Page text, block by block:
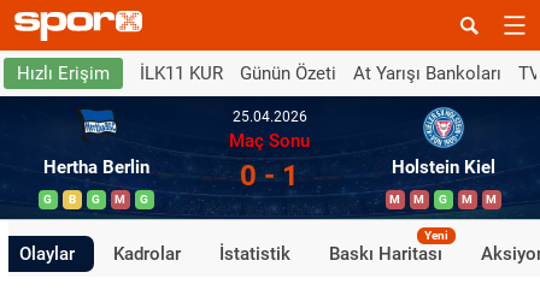
Hızlı Erişim İLK11 KUR Günün Özeti At Yarışı Bankoları
Hertha Berlin
G B G M G
25.04.2026
Maç Sonu
0 - 1 Holstein Kiel
M M G M M
Olaylar Kadrolar İstatistik Baskı Haritası
Yeni